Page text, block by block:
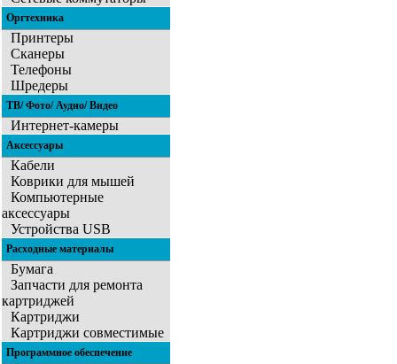
Оргтехника
Принтеры
Сканеры
Телефоны
Шредеры
ТВ/ Фото/ Аудио/ Видео
Интернет-камеры
Аксессуары
Кабели
Коврики для мышей
Компьютерные
аксессуары
Устройства USB
Расходные материалы
Бумага
Запчасти для ремонта
картриджей
Картриджи
Картриджи совместимые
Программное обеспечение